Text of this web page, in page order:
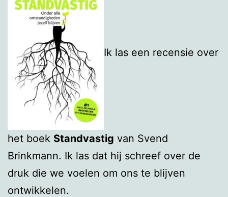
Ik las een recensie over
het boek Standvastig van Svend
Brinkmann. Ik las dat hij schreef over de
druk die we voelen om ons te blijven
ontwikkelen.